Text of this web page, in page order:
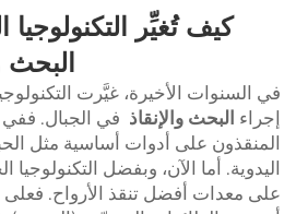
كيف تُغيِّر التكنولوجيا
البحث
في السنوات الأخيرة، غيَّرت
إجراء البحث والإنقاذ في الجبال. ففي
المنقذون على أدوات أساسية مثل
اليدوية. أما الآن، وبفضل التكنولوجيا
على معدات أفضل تنقذ الأرواح. فعلى